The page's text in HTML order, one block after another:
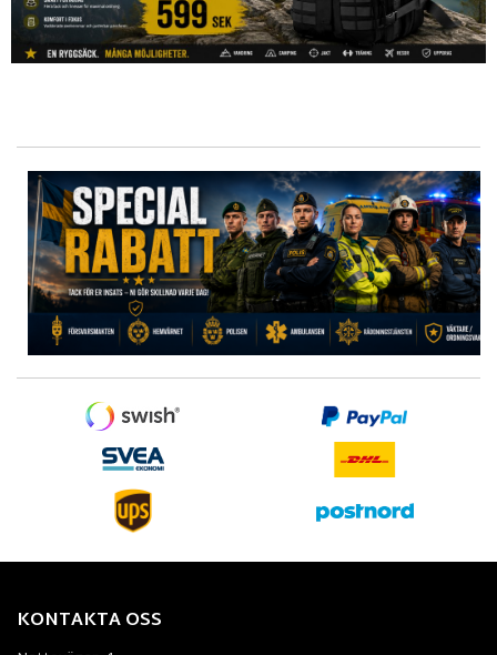
KONTAKTA OSS